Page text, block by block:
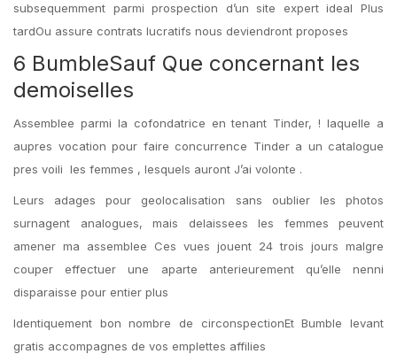
subsequemment parmi prospection d’un site expert ideal Plus
tardOu assure contrats lucratifs nous deviendront proposes
6 BumbleSauf Que concernant les
demoiselles
Assemblee parmi la cofondatrice en tenant Tinder, ! laquelle a
aupres vocation pour faire concurrence Tinder a un catalogue
pres voili les femmes , lesquels auront J’ai volonte .
Leurs adages pour geolocalisation sans oublier les photos
surnagent analogues, mais delaissees les femmes peuvent
amener ma assemblee Ces vues jouent 24 trois jours malgre
couper effectuer une aparte anterieurement qu’elle nenni
disparaisse pour entier plus
Identiquement bon nombre de circonspectionEt Bumble levant
gratis accompagnes de vos emplettes affilies